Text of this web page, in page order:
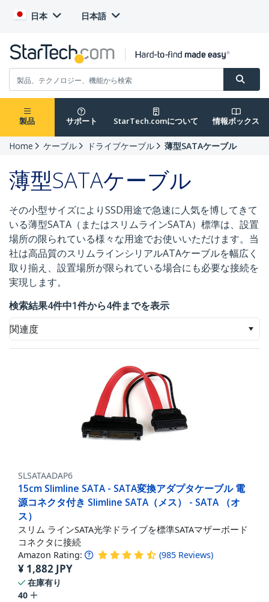
日本 日本語
製品 サポート StarTech.comについて 情報ボックス
Home ケーブル ドライブケーブル 薄型SATAケーブル
薄型SATAケーブル
その小型サイズによりSSD用途で急速に人気を博してきて
いる薄型SATA（またはスリムラインSATA）標準は、設置
場所の限られている様々な用途でお使いいただけます。当
社は高品質のスリムラインシリアルATAケーブルを幅広く
取り揃え、設置場所が限られている場合にも必要な接続を
実現します。
検索結果4件中1件から4件までを表示
関連度
SLSATAADAP6
15cm Slimline SATA - SATA変換アダプタケーブル 電
源コネクタ付き Slimline SATA（メス） - SATA （オ
ス）
スリム ラインSATA光学ドライブを標準SATAマザーボード
コネクタに接続
Amazon Rating: (985 Reviews)
¥ 1,882 JPY
在庫有り
40